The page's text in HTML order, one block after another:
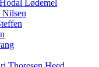
Lødemel
Nilsen